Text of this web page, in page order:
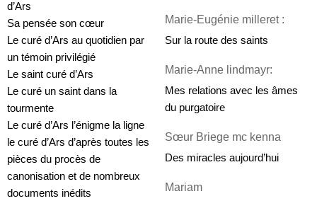
d’Ars
Sa pensée son cœur
Le curé d’Ars au quotidien par
un témoin privilégié
Le saint curé d’Ars
Le curé un saint dans la
tourmente
Le curé d’Ars l’énigme la ligne
le curé d’Ars d’après toutes les
pièces du procès de
canonisation et de nombreux
documents inédits
Marie-Eugénie milleret :
Sur la route des saints
Marie-Anne lindmayr:
Mes relations avec les âmes
du purgatoire
Sœur Briege mc kenna
Des miracles aujourd’hui
Mariam